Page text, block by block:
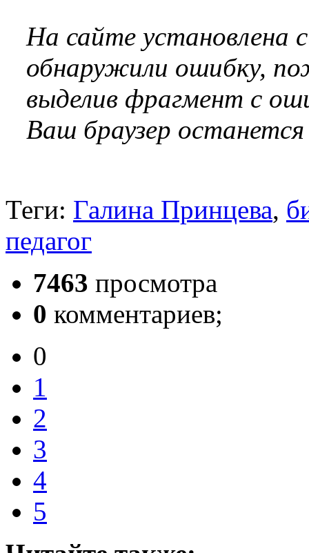
На сайте установлена
обнаружили ошибку,
выделив фрагмент с
Ваш браузер
Теги: Галина Принцева,
педагог
7463 просмотра
0 комментариев;
0
1
2
3
4
5